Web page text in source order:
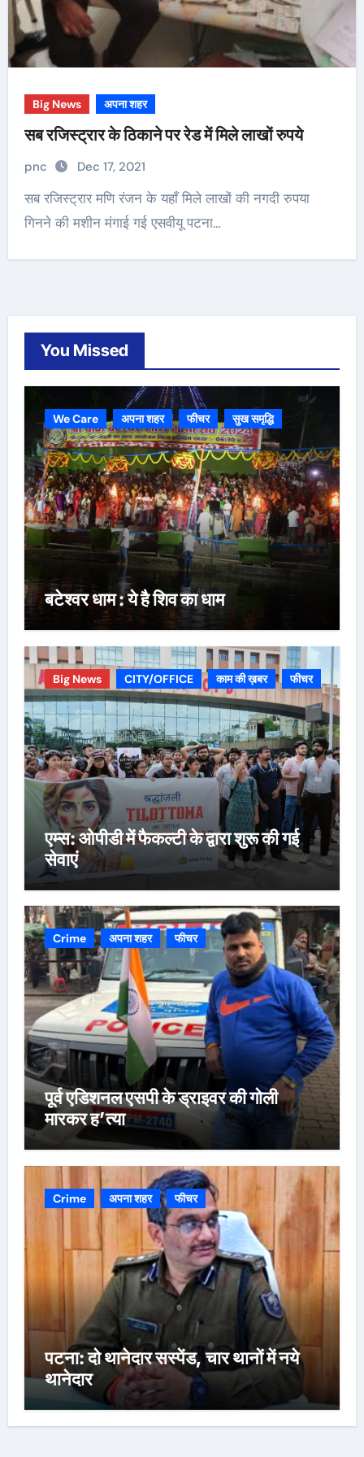
Big News अपना शहर
सब रजिस्ट्रार के ठिकाने पर रेड में मिले लाखों रुपये
pnc Dec 17, 2021
सब रजिस्ट्रार मणि रंजन के यहाँ मिले लाखों की नगदी रुपया
गिनने की मशीन मंगाई गई एसवीयू पटना…
You Missed
We Care अपना शहर फीचर सुख समृद्धि
बटेश्वर धाम : ये है शिव का धाम
Big News CITY/OFFICE काम की ख़बर फीचर
एम्स: ओपीडी में फैकल्टी के द्वारा शुरू की गई
सेवाएं
Crime अपना शहर फीचर
पूर्व एडिशनल एसपी के ड्राइवर की गोली
मारकर ह’त्या
Crime अपना शहर फीचर
पटना: दो थानेदार सस्पेंड, चार थानों में नये
थानेदार